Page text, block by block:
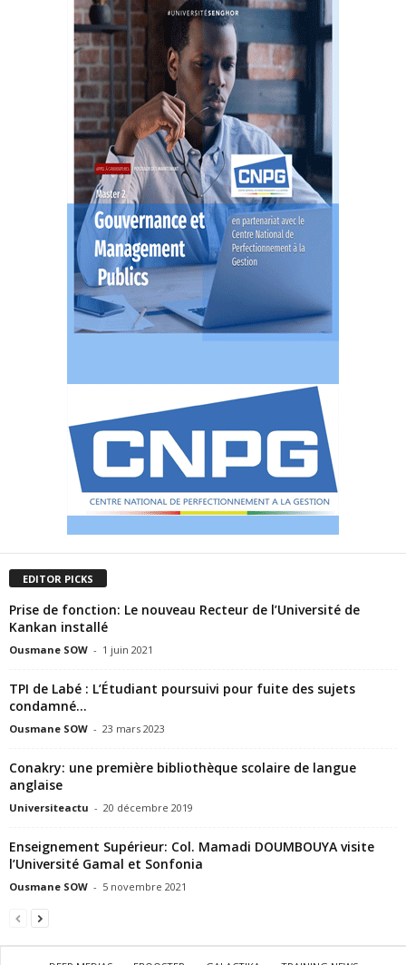
EDITOR PICKS
Prise de fonction: Le nouveau Recteur de l’Université de
Kankan installé
Ousmane SOW - 1 juin 2021
TPI de Labé : L’Étudiant poursuivi pour fuite des sujets
condamné…
Ousmane SOW - 23 mars 2023
Conakry: une première bibliothèque scolaire de langue
anglaise
Universiteactu - 20 décembre 2019
Enseignement Supérieur: Col. Mamadi DOUMBOUYA visite
l’Université Gamal et Sonfonia
Ousmane SOW - 5 novembre 2021